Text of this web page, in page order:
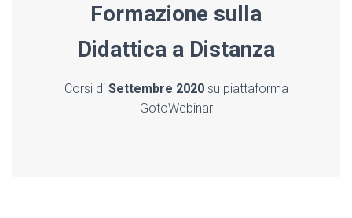
Formazione sulla
Didattica a Distanza
Corsi di Settembre 2020 su piattaforma
GotoWebinar